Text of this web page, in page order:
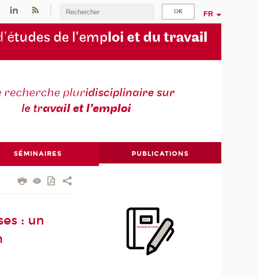
FR
tudes de l’emploi et du travail
recherche pluridisciplinaire sur
le travail et l’emploi
SÉMINAIRES PUBLICATIONS
: un